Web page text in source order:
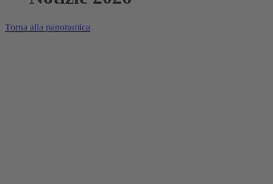
Torna alla panoramica